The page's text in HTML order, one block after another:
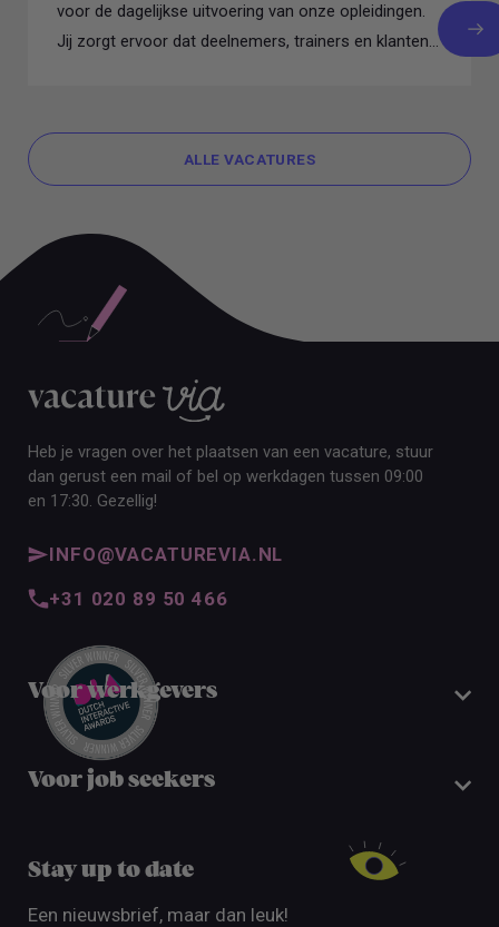
voor de dagelijkse uitvoering van onze opleidingen.
Jij zorgt ervoor dat deelnemers, trainers en klanten...
ALLE VACATURES
Heb je vragen over het plaatsen van een vacature, stuur
dan gerust een mail of bel op werkdagen tussen 09:00
en 17:30. Gezellig!
INFO@VACATUREVIA.NL
+31 020 89 50 466
Voor werkgevers
Voor job seekers
Stay up to date
Een nieuwsbrief, maar dan leuk!